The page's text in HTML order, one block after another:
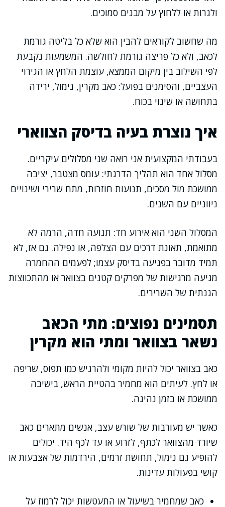
ולגרות או ללחוץ על מבנים סמוכים.
מה שחשוב לקוראים להבין הוא שלא כל בליטה גורמת
לכאב, ולא כל פריצה גורמת לחולשה. המשמעות נקבעת
לפי השילוב בין מיקום הממצא, עוצמת הלחץ או הגירוי
העצביים, והסימנים בפועל: כאב מקרין, נימול, ירידה
בתחושה או שינוי בכוח.
איך נוצרת בעיה בדיסק הצווארי
בעבודתי המקצועית אני רואה שני מסלולים עיקריים.
מסלול אחד הוא תהליך הדרגתי: עומס מצטבר, יציבה
ממושכת מול מסכים, תנועות חוזרות, מתח שרירי ושינויים
ניווניים עם השנים.
המסלול השני הוא אירוע חד: תנועה חדה, הרמה לא
מתואמת, תאונת דרכים עם הצלפה, או נפילה. גם אז, לא
תמיד מדובר בפגיעה בדיסק עצמו; לפעמים ההחמרה
מגיעה מרגישות של מפרקים קטנים בצוואר או מהתכווצות
הגנתית של השרירים.
תסמינים נפוצים: מתי הכאב
נשאר בצוואר ומתי הוא מקרין
כאב בצוואר יכול להיות מקומי ולהרגיש כמו תפוס, שריפה
או לחץ. לעיתים הוא מחמיר בהטיית הראש, בישיבה
ממושכת או בזמן נהיגה.
כאשר יש מעורבות של שורש עצב, אנשים מתארים כאב
שיורד מהצוואר לכתף, לזרוע או עד לכף היד. יכולים
להופיע גם נימול, תחושת זרמים, הירדמות של אצבעות או
קושי בפעולות עדינות.
כאב שמחמיר בשיעול או התעטשות יכול לרמוז על